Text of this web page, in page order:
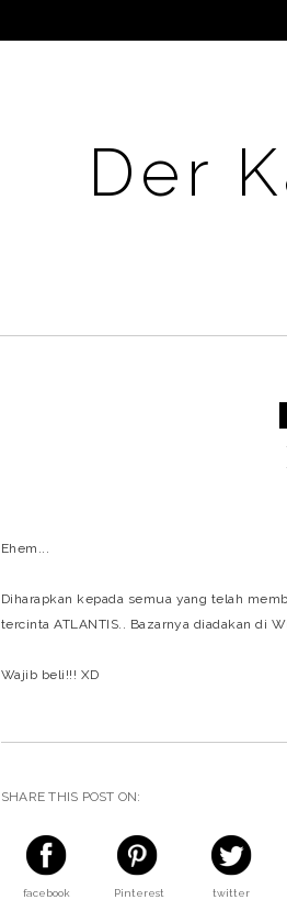
Der
Ehem...
Diharapkan kepada semua yang telah
tercinta ATLANTIS.. Bazarnya diadakan di
Wajib beli!!! XD
SHARE THIS POST ON:
facebook Pinterest twitter